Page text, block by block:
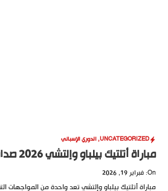
UNCATEGORIZED
,الدوري الإسباني
مباراة أتلتيك بيلباو وإلتشي 2026 صدام ناري مرتقب
On: فبراير 19, 2026
مباراة أتلتيك بيلباو وإلتشي تعد واحدة من المواجهات